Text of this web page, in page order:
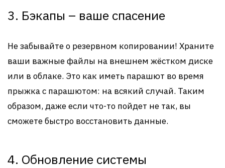
3. Бэкапы – ваше спасение
Не забывайте о резервном копировании! Храните
ваши важные файлы на внешнем жёстком диске
или в облаке. Это как иметь парашют во время
прыжка с парашютом: на всякий случай. Таким
образом, даже если что-то пойдет не так, вы
сможете быстро восстановить данные.
4. Обновление системы